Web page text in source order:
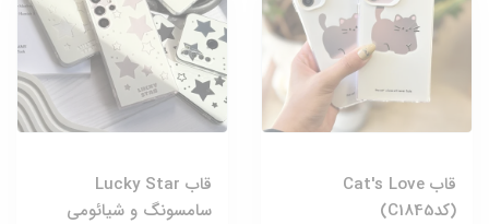
قاب Cat's Love
(کدC1845)
قاب Lucky Star
سامسونگ و شیائومی